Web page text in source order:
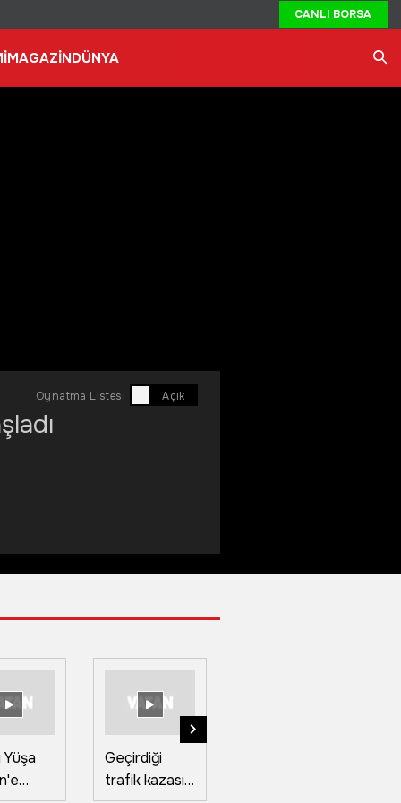
CANLI BORSA
MAGAZİNDÜNYA
Oynatma Listesi
Yüşa
Geçirdiği
trafik kazası